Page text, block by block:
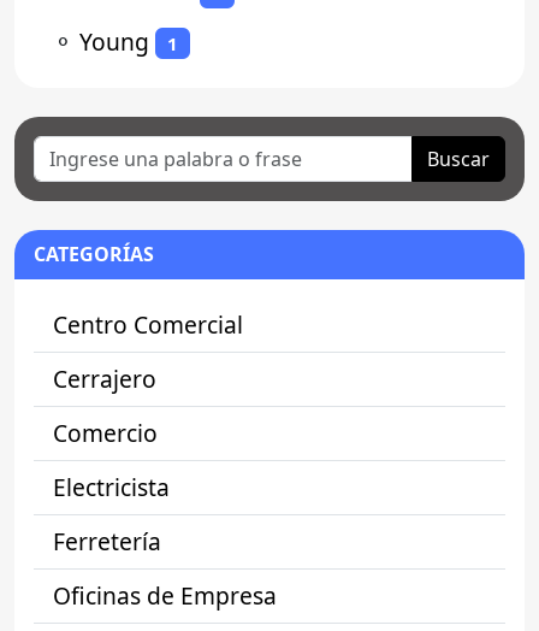
⚬ Young 1
Buscar
CATEGORÍAS
Centro Comercial
Cerrajero
Comercio
Electricista
Ferretería
Oficinas de Empresa